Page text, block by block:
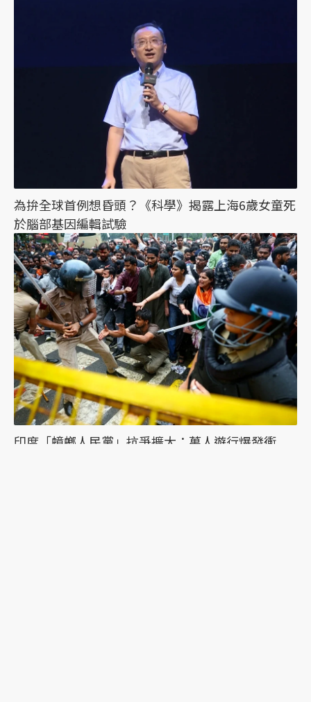
為拚全球首例想昏頭？《科學》揭露上海6歲女童死
於腦部基因編輯試驗
印度「蟑螂人民黨」抗爭擴大：萬人遊行爆發衝